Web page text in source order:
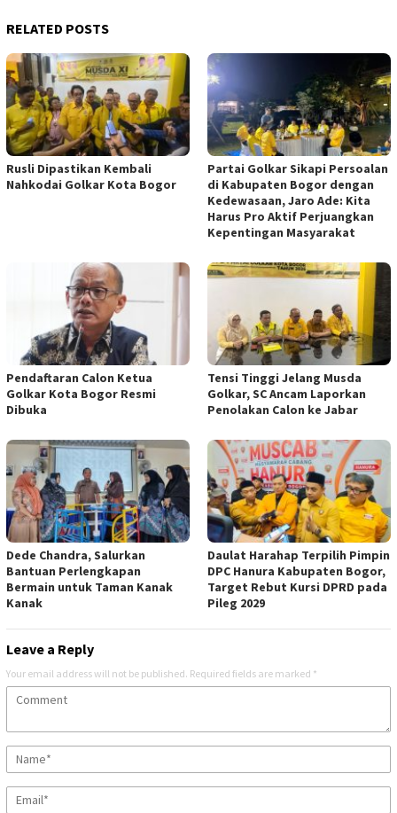
RELATED POSTS
Rusli Dipastikan Kembali
Nahkodai Golkar Kota Bogor
Partai Golkar Sikapi Persoalan
di Kabupaten Bogor dengan
Kedewasaan, Jaro Ade: Kita
Harus Pro Aktif Perjuangkan
Kepentingan Masyarakat
Pendaftaran Calon Ketua
Golkar Kota Bogor Resmi
Dibuka
Tensi Tinggi Jelang Musda
Golkar, SC Ancam Laporkan
Penolakan Calon ke Jabar
Dede Chandra, Salurkan
Bantuan Perlengkapan
Bermain untuk Taman Kanak
Kanak
Daulat Harahap Terpilih Pimpin
DPC Hanura Kabupaten Bogor,
Target Rebut Kursi DPRD pada
Pileg 2029
Leave a Reply
Your email address will not be published. Required fields are marked *